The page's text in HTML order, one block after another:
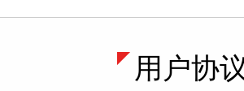
用户协